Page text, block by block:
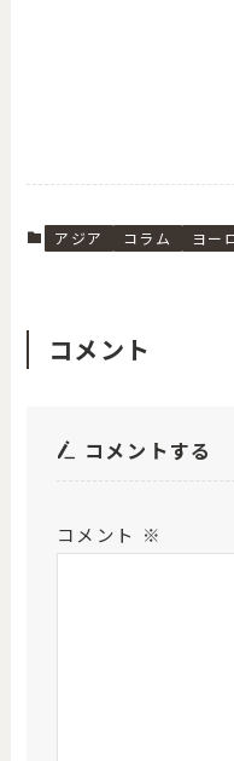
アジア コラム ヨー
コメント
コメントする
コメント ※